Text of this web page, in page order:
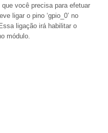
você precisa para efetuar
ligar o pino ‘gpio_0’ no
ligação irá habilitar o
módulo.